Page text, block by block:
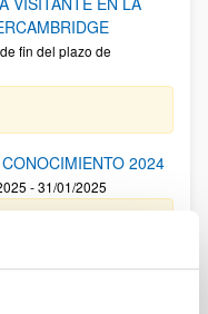
fin del plazo de
2024
- 31/01/2025